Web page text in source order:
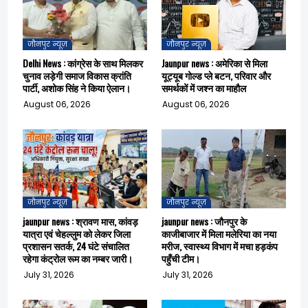
जौनपुर न्यूज़
Delhi News : कांग्रेस के साथ मिलकर
चुनाव लड़ेगी समाज विकास क्रांति
पार्टी, अशोक सिंह ने किया ऐलान।
August 06, 2026
जौनपुर न्यूज़
Jaunpur news : अमेरिका से मिला
यूट्यूब गोल्ड प्ले बटन, परिवार और
समर्थकों में जश्न का माहौल
August 06, 2026
जौनपुर न्यूज़
jaunpur news : श्रावण मास, कांवड़
यात्रा एवं चेहल्लुम को लेकर जिला
प्रशासन सतर्क, 24 घंटे संचालित
रहेगा कंट्रोल रूम का नम्बर जारी।
July 31, 2026
जौनपुर न्यूज़
jaunpur news : जौनपुर के
काजीबाजार में मिला मलेरिया का नया
मरीज, स्वास्थ्य विभाग में मचा हड़कंप
पहुँची टीम।
July 31, 2026